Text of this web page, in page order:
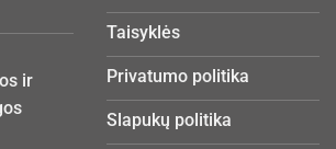
ir
Taisyklės
Privatumo politika
Slapukų politika